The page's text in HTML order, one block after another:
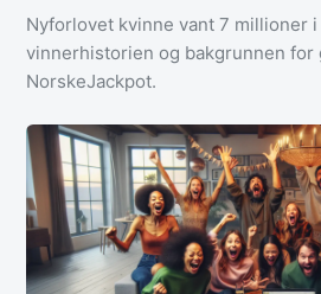
Nyforlovet kvinne vant 7 millioner i
vinnerhistorien og bakgrunnen for
NorskeJackpot.